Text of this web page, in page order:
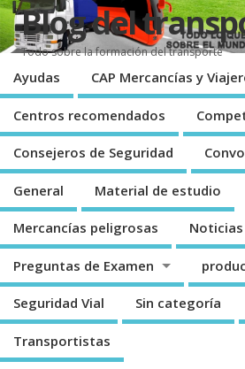
Blog del
Todo sobre la formación del transporte
Ayudas CAP Mercancí­as y
Centros recomendados
Consejeros de Seguridad
General Material de estudio
Mercancí­as peligrosas Noticias
Preguntas de Examen
Seguridad Vial Sin categorí­a
Transportistas